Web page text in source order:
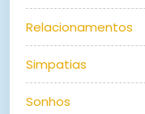
Relacionamentos
Simpatias
Sonhos